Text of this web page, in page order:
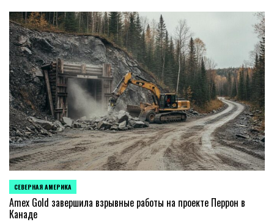
ОПУБЛИКОВАНО
В
СЕВЕРНАЯ АМЕРИКА
Amex Gold завершила взрывные работы на проекте Перрон в
Канаде